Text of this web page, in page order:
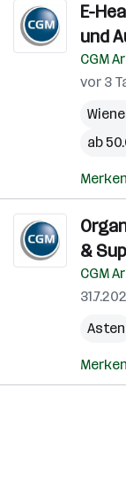
E-
und
CGM
vor 3
ab
Merken
&
CGM
Asten
Merken